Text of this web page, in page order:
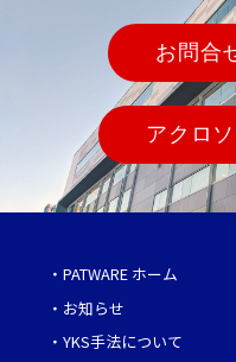
お問合
アクロ
・ PATWARE ホーム
・ お知らせ
・ YKS手法について